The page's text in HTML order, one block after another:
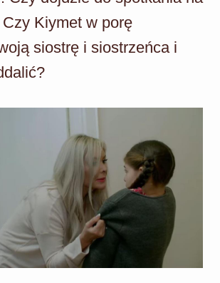
Kiymet w porę
siostrę i siostrzeńca i